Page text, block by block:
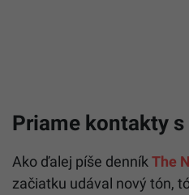
Priame kontakty
Ako ďalej píše denník The
začiatku udával nový tón,